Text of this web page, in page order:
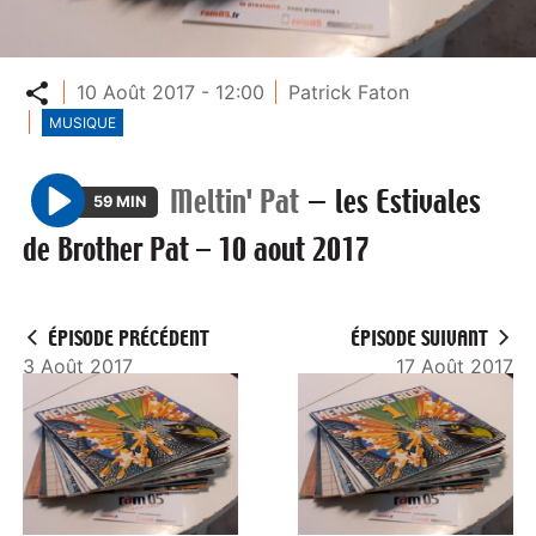
Partager
10 Août 2017 - 12:00 Patrick Faton
MUSIQUE
P
l
59 MIN Meltin' Pat — les Estivales
de Brother Pat – 10 aout 2017
ÉPISODE PRÉCÉDENT
3 Août 2017
ÉPISODE SUIVANT
17 Août 2017